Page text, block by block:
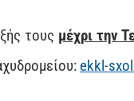
τους μέχρι την
ekkl-